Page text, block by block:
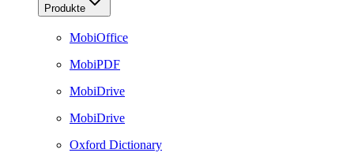
Produkte
MobiOffice
MobiPDF
MobiDrive
MobiDrive
Oxford Dictionary